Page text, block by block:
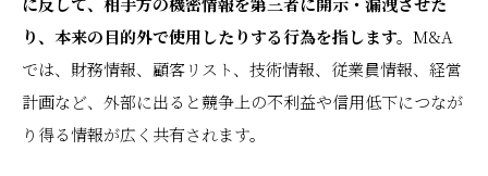
り、本来の目的外で使用したりする行為を指します。 M&A
では、財務情報、顧客リスト、技術情報、従業員情報、経営
計画など、外部に出ると競争上の不利益や信用低下につなが
り得る情報が広く共有されます。